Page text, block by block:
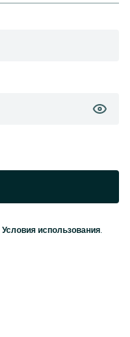
Условия использования.